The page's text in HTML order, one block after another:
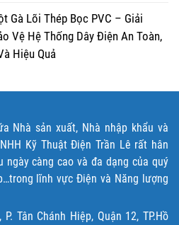
Gà Lõi Thép Bọc PVC – Giải
Vệ Hệ Thống Dây Điện An Toàn,
Hiệu Quả
Nhà sản xuất, Nhà nhập khẩu và
Kỹ Thuật Điện Trần Lê rất hân
ngày càng cao và đa dạng của quý
lĩnh vực Điện và Năng lượng
Tân Chánh Hiệp, Quận 12, TP.Hồ